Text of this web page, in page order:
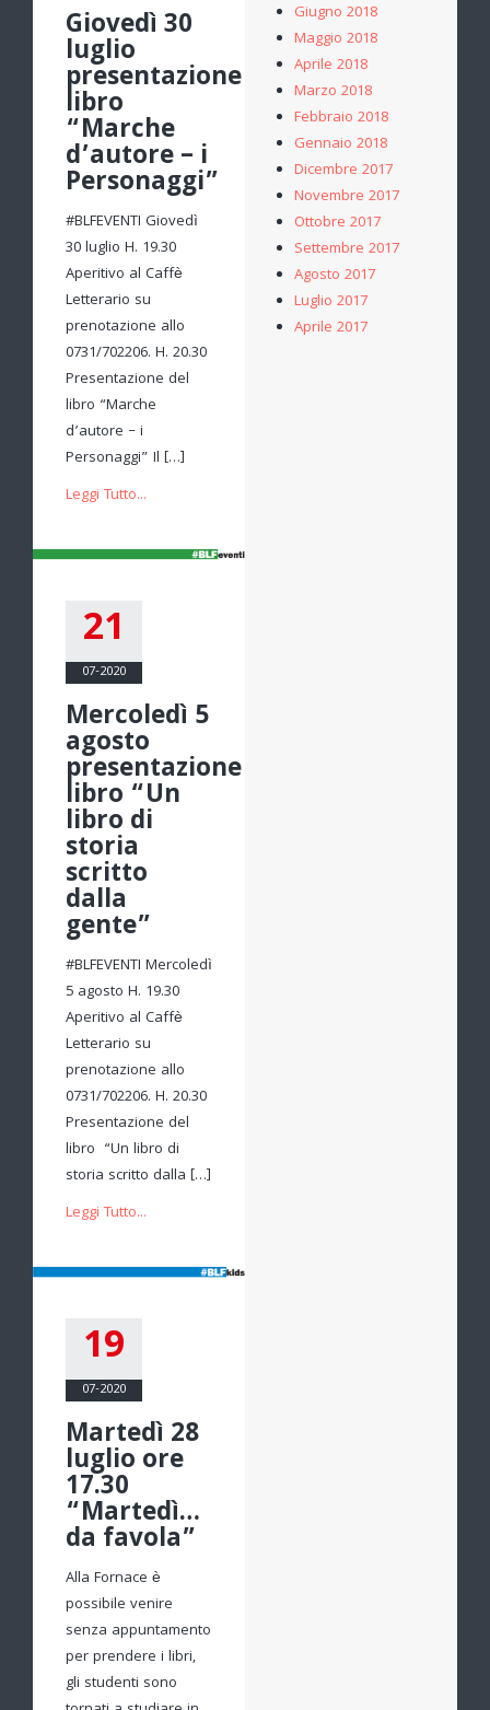
Giovedì 30
luglio
presentazione
libro
“Marche
d’autore – i
Personaggi”
#BLFEVENTI Giovedì
30 luglio H. 19.30
Aperitivo al Caffè
Letterario su
prenotazione allo
0731/702206. H. 20.30
Presentazione del
libro “Marche
d’autore – i
Personaggi” Il […]
Leggi Tutto...
21
07-2020
Mercoledì 5
agosto
presentazione
libro “Un
libro di
storia
scritto
dalla
gente”
#BLFEVENTI Mercoledì
5 agosto H. 19.30
Aperitivo al Caffè
Letterario su
prenotazione allo
0731/702206. H. 20.30
Presentazione del
libro “Un libro di
storia scritto dalla […]
Leggi Tutto...
19
07-2020
Martedì 28
luglio ore
17.30
“Martedì…
da favola”
Alla Fornace è
possibile venire
senza appuntamento
per prendere i libri,
gli studenti sono
Giugno 2018
Maggio 2018
Aprile 2018
Marzo 2018
Febbraio 2018
Gennaio 2018
Dicembre 2017
Novembre 2017
Ottobre 2017
Settembre 2017
Agosto 2017
Luglio 2017
Aprile 2017